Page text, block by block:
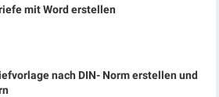
mit Word erstellen
nach DIN- Norm erstellen und